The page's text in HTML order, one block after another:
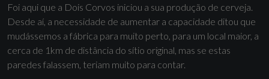
Foi aqui que a Dois Corvos iniciou a sua produção de cerveja.
Desde aí, a necessidade de aumentar a capacidade ditou que
mudássemos a fábrica para muito perto, para um local maior, a
cerca de 1km de distância do sítio original, mas se estas
paredes falassem, teriam muito para contar.